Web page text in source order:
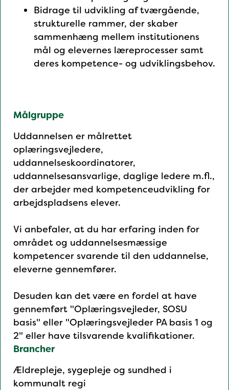
Bidrage til udvikling af tværgående,
strukturelle rammer, der skaber
sammenhæng mellem institutionens
mål og elevernes læreprocesser samt
deres kompetence- og udviklingsbehov.
Målgruppe
Uddannelsen er målrettet
oplæringsvejledere,
uddannelseskoordinatorer,
uddannelsesansvarlige, daglige ledere m.fl.,
der arbejder med kompetenceudvikling for
arbejdspladsens elever.
Vi anbefaler, at du har erfaring inden for
området og uddannelsesmæssige
kompetencer svarende til den uddannelse,
eleverne gennemfører.
Desuden kan det være en fordel at have
gennemført "Oplæringsvejleder, SOSU
basis" eller "Oplæringsvejleder PA basis 1 og
2" eller have tilsvarende kvalifikationer.
Brancher
Ældrepleje, sygepleje og sundhed i
kommunalt regi